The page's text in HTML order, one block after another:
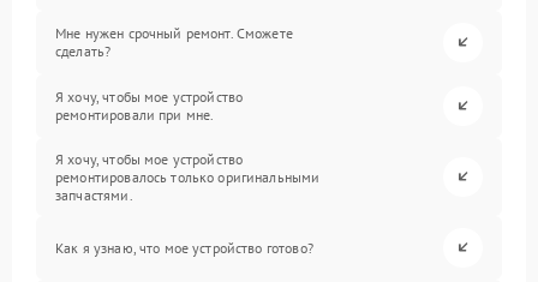
Мне нужен срочный ремонт. Сможете
сделать?
Я хочу, чтобы мое устройство
ремонтировали при мне.
Я хочу, чтобы мое устройство
ремонтировалось только оригинальными
запчастями.
Как я узнаю, что мое устройство готово?